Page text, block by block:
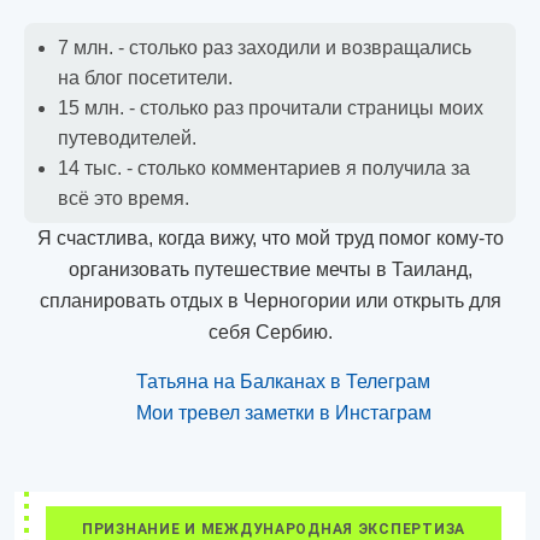
7 млн. - столько раз заходили и возвращались
на блог посетители.
15 млн. - столько раз прочитали страницы моих
путеводителей.
14 тыс. - столько комментариев я получила за
всё это время.
Я счастлива, когда вижу, что мой труд помог кому-то
организовать путешествие мечты в Таиланд,
спланировать отдых в Черногории или открыть для
себя Сербию.
Татьяна на Балканах в Телеграм
Мои тревел заметки в Инстаграм
ПРИЗНАНИЕ И МЕЖДУНАРОДНАЯ ЭКСПЕРТИЗА